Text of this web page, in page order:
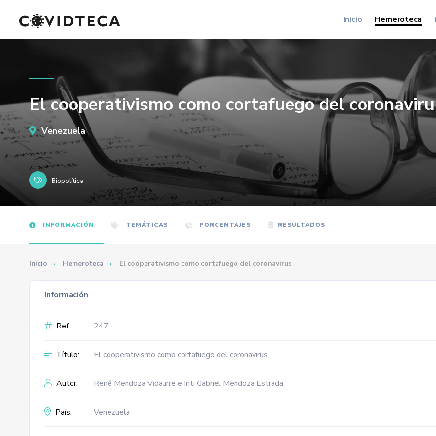
Inicio Hemeroteca
El cooperativismo como cortafuego del
Venezuela
Biopolítica
INFORMACIÓN TEMÁTICAS PORCENTAJES RESULTADOS
Inicio Hemeroteca El cooperativismo como cortafuego del coronavirus
Información
Ref.: 247
Título: El cooperativismo como cortafuego del coronavirus
Autor: René Mendoza Vidaurre e Inti Gabriel Mendoza Estrada
País: Venezuela